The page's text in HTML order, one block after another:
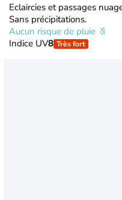
Eclaircies et passages
Sans précipitations.
Aucun risque de pluie
Indice UV8 Très fort